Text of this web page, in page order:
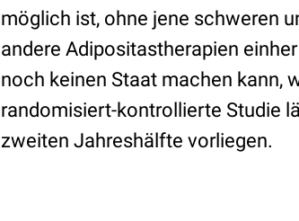
möglich ist, ohne jene schweren
andere Adipositastherapien
noch keinen Staat machen kann,
randomisiert-kontrollierte Studie
zweiten Jahreshälfte vorliegen.